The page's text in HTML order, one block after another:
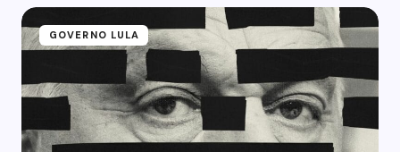
GOVERNO LULA